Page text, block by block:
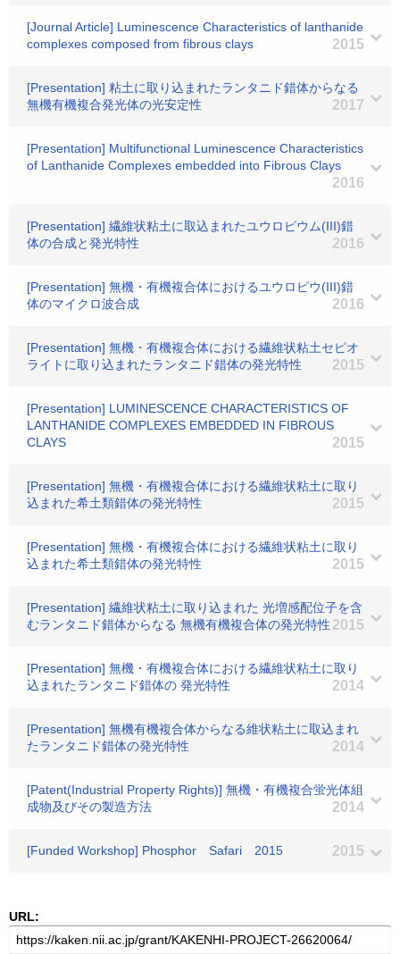
[Journal Article] Luminescence Characteristics of lanthanide
complexes composed from fibrous clays
2015
[Presentation] 粘土に取り込まれたランタニド錯体からなる
無機有機複合発光体の光安定性
2017
[Presentation] Multifunctional Luminescence Characteristics
of Lanthanide Complexes embedded into Fibrous Clays
2016
[Presentation] 繊維状粘土に取込まれたユウロピウム(III)錯
体の合成と発光特性
2016
[Presentation] 無機・有機複合体におけるユウロピウ(III)錯
体のマイクロ波合成
2016
[Presentation] 無機・有機複合体における繊維状粘土セピオ
ライトに取り込まれたランタニド錯体の発光特性
2015
[Presentation] LUMINESCENCE CHARACTERISTICS OF
LANTHANIDE COMPLEXES EMBEDDED IN FIBROUS
CLAYS
2015
[Presentation] 無機・有機複合体における繊維状粘土に取り
込まれた希土類錯体の発光特性
2015
[Presentation] 無機・有機複合体における繊維状粘土に取り
込まれた希土類錯体の発光特性
2015
[Presentation] 繊維状粘土に取り込まれた 光増感配位子を含
むランタニド錯体からなる 無機有機複合体の発光特性 2015
[Presentation] 無機・有機複合体における繊維状粘土に取り
込まれたランタニド錯体の 発光特性
2014
[Presentation] 無機有機複合体からなる維状粘土に取込まれ
たランタニド錯体の発光特性
2014
[Patent(Industrial Property Rights)] 無機・有機複合蛍光体組
成物及びその製造方法
2014
[Funded Workshop] Phosphor Safari 2015 2015
URL: